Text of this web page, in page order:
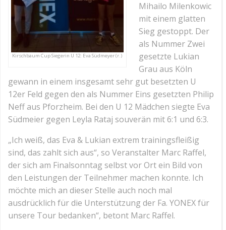
Kirschbaum Cup Siegerin U 12: Eva Südmeyer (r.)
Mihailo Milenkowic
mit einem glatten
Sieg gestoppt. Der
als Nummer Zwei
gesetzte Lukian
Grau aus Köln
gewann in einem insgesamt sehr gut besetzten U
12er Feld gegen den als Nummer Eins gesetzten Philip
Neff aus Pforzheim. Bei den U 12 Mädchen siegte Eva
Südmeier gegen Leyla Rataj souverän mit 6:1 und 6:3.
„Ich weiß, das Eva & Lukian extrem trainingsfleißig
sind, das zahlt sich aus“, so Veranstalter Marc Raffel,
der sich am Finalsonntag selbst vor Ort ein Bild von
den Leistungen der Teilnehmer machen konnte. Ich
möchte mich an dieser Stelle auch noch mal
ausdrücklich für die Unterstützung der Fa. YONEX für
unsere Tour bedanken“, betont Marc Raffel.